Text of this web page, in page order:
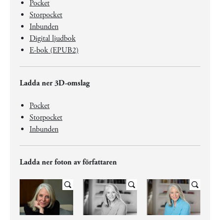
Pocket
Storpocket
Inbunden
Digital ljudbok
E-bok (EPUB2)
Ladda ner 3D-omslag
Pocket
Storpocket
Inbunden
Ladda ner foton av författaren